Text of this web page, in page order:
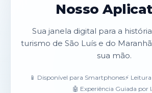
Nosso
Sua janela digital para a
turismo de São Luís e do
sua mão.
📱 Disponível para Smartphones⚡
🤖 Experiência Guiada por